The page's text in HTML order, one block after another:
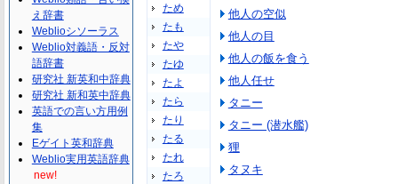
ため
たも
たや
たゆ
たよ
たら
たり
たる
たれ
たろ
他人の空似
他人の目
他人の飯を食う
他人任せ
タニー
タニー (潜水艦)
狸
タヌキ
え辞書
Weblioシソーラス
Weblio対義語・反対
語辞書
研究社 新英和中辞典
研究社 新和英中辞典
英語での言い方用例
集
Eゲイト英和辞典
Weblio実用英語辞典
new!